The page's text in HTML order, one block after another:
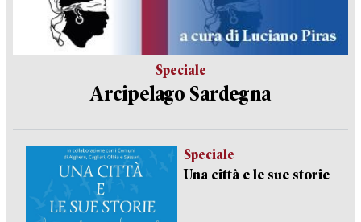
Speciale
Arcipelago Sardegna
Speciale
Una città e le sue storie